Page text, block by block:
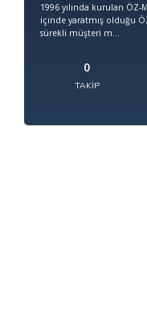
1996 yılında kurulan ÖZ-
içinde yaratmış olduğu
sürekli müşteri m...
0
TAKIP